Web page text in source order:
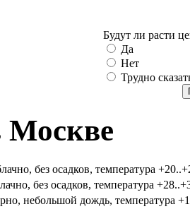
Будут ли расти
Да
Нет
Трудно
Москве
без осадков, температура
без осадков, температура
небольшой дождь, температура